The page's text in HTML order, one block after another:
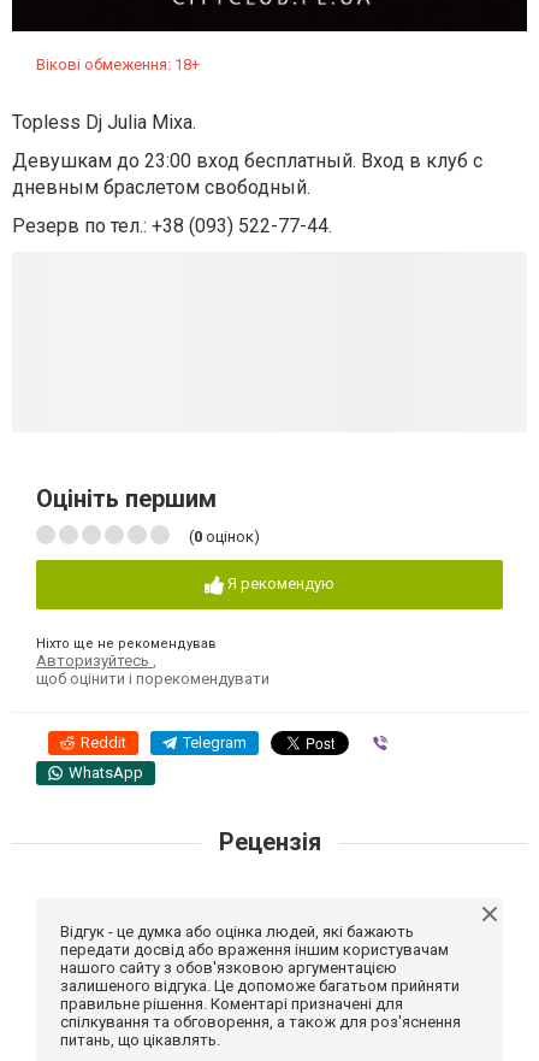
Вікові обмеження: 18+
Topless Dj Julia Mixa.
Девушкам до 23:00 вход бесплатный. Вход в клуб с
дневным браслетом свободный.
Резерв по тел.: +38 (093) 522-77-44.
Оцініть першим
(0 оцінок)
Я рекомендую
Ніхто ще не рекомендував
Авторизуйтесь
щоб оцінити і порекомендувати
Reddit Telegram
WhatsApp
Рецензія
Відгук - це думка або оцінка людей, які бажають
передати досвід або враження іншим користувачам
нашого сайту з обов'язковою аргументацією
залишеного відгука. Це допоможе багатьом прийняти
правильне рішення. Коментарі призначені для
спілкування та обговорення, а також для роз'яснення
питань, що цікавлять.